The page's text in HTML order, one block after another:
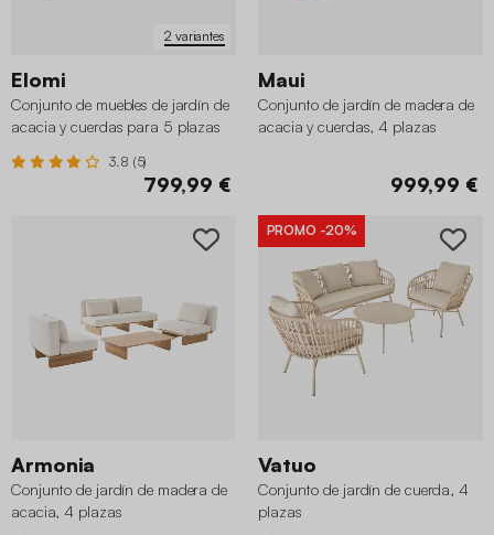
2 variantes
Elomi
Conjunto de muebles de jardín de
acacia y cuerdas para 5 plazas
3.8 (5)
799,99 €
Maui
Conjunto de jardín de madera de
acacia y cuerdas, 4 plazas
999,99 €
Armonia
Conjunto de jardín de madera de
acacia, 4 plazas
PROMO -20%
Vatuo
Conjunto de jardín de cuerda, 4
plazas